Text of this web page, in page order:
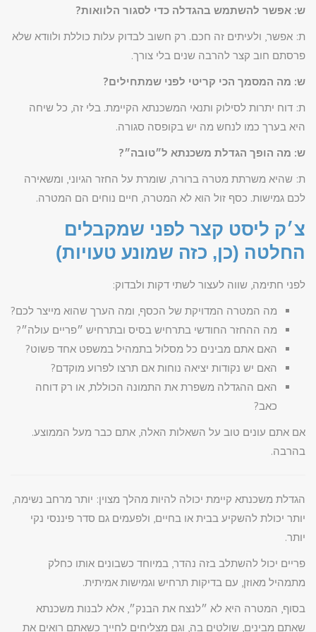
ש: אפשר להשתמש בהגדלה כדי לסגור הלוואות?
ת: אפשר, ולעיתים זה חכם. רק חשוב לבדוק עלות כוללת ולוודא שלא
פרסתם חוב קצר להרבה שנים בלי צורך.
ש: מה המסמך הכי קריטי לפני שמתחילים?
ת: דוח יתרות לסילוק ותנאי המשכנתא הקיימת. בלי זה, כל שיחה
היא בערך כמו לנחש מה יש בקופסה סגורה.
ש: מה הופך הגדלת משכנתא ל״טובה״?
ת: שהיא משרתת מטרה ברורה, שומרת על החזר הגיוני, ומשאירה
לכם גמישות. כסף זול הוא לא המטרה, חיים נוחים הם המטרה.
צ׳ק ליסט קצר לפני שמקבלים
החלטה (כן, כזה שמונע טעויות)
לפני חתימה, שווה לעצור לשתי דקות ולבדוק:
מה המטרה המדויקת של הכסף, ומה הערך שהוא מייצר לכם?
מה ההחזר החודשי בתרחיש בסיס ובתרחיש ״פריים עולה״?
האם אתם מבינים כל מסלול בתמהיל במשפט אחד פשוט?
האם יש נקודות יציאה נוחות אם תרצו לפרוע מוקדם?
האם ההגדלה משפרת את התמונה הכוללת, או רק דוחה
כאב?
אם אתם עונים טוב על השאלות האלה, אתם כבר מעל הממוצע.
בהרבה.
הגדלת משכנתא קיימת יכולה להיות מהלך מצוין: יותר מרחב נשימה,
יותר יכולת להשקיע בבית או בחיים, ולפעמים גם סדר פיננסי נקי
יותר.
פריים יכול להשתלב בזה נהדר, במיוחד כשבונים אותו כחלק
מתמהיל מאוזן, עם בדיקות תרחיש וגמישות אמיתית.
בסוף, המטרה היא לא ״לנצח את הבנק״, אלא לבנות משכנתא
שאתם מבינים, שולטים בה, וגם מצליחים לחייך כשאתם רואים את